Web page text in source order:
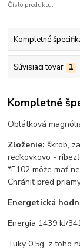
Číslo produktu:
Kompletné
Súvisiaci tovar 1
Kompletné
Oblátková
Zloženie: škrob,
reďkovkovo -
*E102 môže mať
Chrániť pred
Energetická
Energia 1439 kJ/
Tuky 0,5g, z toho